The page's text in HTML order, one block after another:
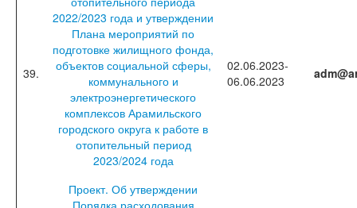
39.
2022/2023 года и утверждении
Плана мероприятий по
подготовке жилищного фонда,
объектов социальной сферы,
коммунального и
электроэнергетического
комплексов Арамильского
городского округа к работе в
отопительный период
2023/2024 года
02.06.2023-
06.06.2023
Проект. Об утверждении
Порядка расходования